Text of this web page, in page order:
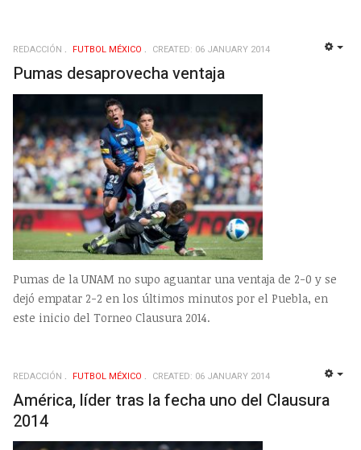
REDACCIÓN FUTBOL MÉXICO CREATED: 06 JANUARY 2014
Pumas desaprovecha ventaja
Pumas de la UNAM no supo aguantar una ventaja de 2-0 y se
dejó empatar 2-2 en los últimos minutos por el Puebla, en
este inicio del Torneo Clausura 2014.
REDACCIÓN FUTBOL MÉXICO CREATED: 06 JANUARY 2014
América, líder tras la fecha uno del Clausura
2014